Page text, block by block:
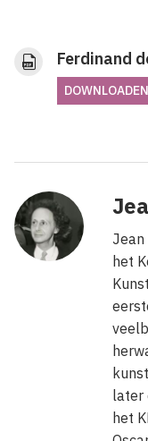
Ferdinand
DOWNLOADEN
Jean
het
later
het